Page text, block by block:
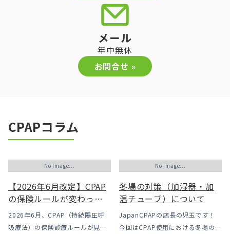
メール
年中無休
お問合せ »
CPAPコラム
No Image...
【2026年6月改定】CPAP
の保険ルールが変わった
｜CPAPが使えなくなるか
も？変更のメリット・デ
2026年6月、CPAP（持続陽圧呼
吸療法）の保険診療ルールが見直
No Image...
冬場の対策（加湿器・加
温チューブ）について
JapanCPAPの店長の児玉です！
今回はCPAP使用における冬場のよ